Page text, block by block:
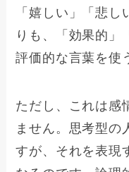
「嬉しい」「悲
りも、「効果的」
評価的な言葉を使
ただし、これは感
ません。思考型の
すが、それを表現